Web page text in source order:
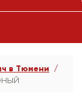
в Тюмени